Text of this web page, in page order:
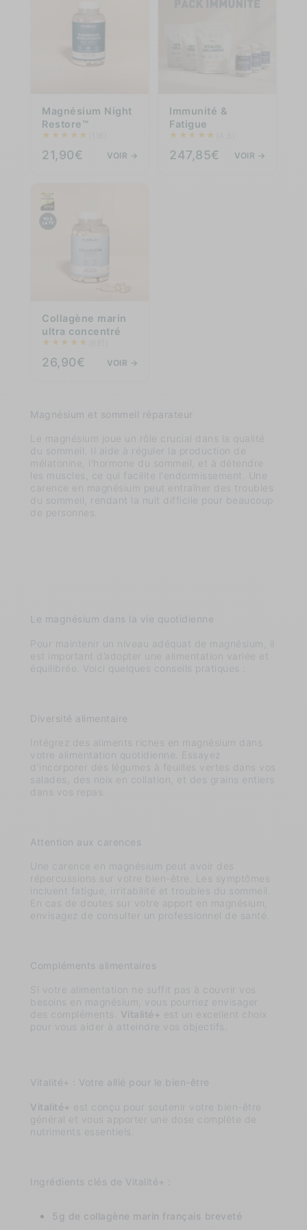
Magnésium Night
Restore™
★ ★ ★ ★ ★
21,90€ VOIR →
Immunité &
Fatigue
★ ★ ★ ★ ★
247,85€ VOIR →
Collagène marin
ultra concentré
★ ★ ★ ★ ★
26,90€ VOIR →
Magnésium et sommeil réparateur
Le magnésium joue un rôle crucial dans la qualité
du sommeil. Il aide à réguler la production de
mélatonine, l'hormone du sommeil, et à détendre
les muscles, ce qui facilite l'endormissement. Une
carence en magnésium peut entraîner des troubles
du sommeil, rendant la nuit difficile pour beaucoup
de personnes.
Le magnésium dans la vie quotidienne
Pour maintenir un niveau adéquat de magnésium, il
est important d’adopter une alimentation variée et
équilibrée. Voici quelques conseils pratiques :
Diversité alimentaire
Intégrez des aliments riches en magnésium dans
votre alimentation quotidienne. Essayez
d'incorporer des légumes à feuilles vertes dans vos
salades, des noix en collation, et des grains entiers
dans vos repas.
Attention aux carences
Une carence en magnésium peut avoir des
répercussions sur votre bien-être. Les symptômes
incluent fatigue, irritabilité et troubles du sommeil.
En cas de doutes sur votre apport en magnésium,
envisagez de consulter un professionnel de santé.
Compléments alimentaires
Si votre alimentation ne suffit pas à couvrir vos
besoins en magnésium, vous pourriez envisager
des compléments. Vitalité+ est un excellent choix
pour vous aider à atteindre vos objectifs.
Vitalité+ : Votre allié pour le bien-être
Vitalité+ est conçu pour soutenir votre bien-être
général et vous apporter une dose complète de
nutriments essentiels.
Ingrédients clés de Vitalité+ :
5g de collagène marin français breveté